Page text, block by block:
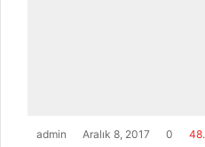
admin Aralık 8, 2017 0